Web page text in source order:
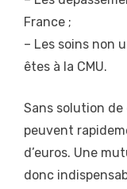
France ;
– Les soins non
êtes à la CMU.
Sans solution
peuvent
d’euros. Une
donc